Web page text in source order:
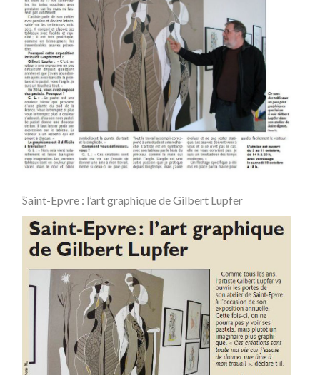
Saint-Epvre : l’art graphique de Gilbert Lupfer